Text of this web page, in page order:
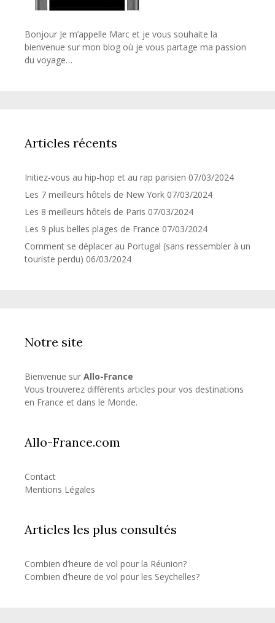
Bonjour Je m’appelle Marc et je vous souhaite la
bienvenue sur mon blog où je vous partage ma passion
du voyage…
Articles récents
Initiez-vous au hip-hop et au rap parisien 07/03/2024
Les 7 meilleurs hôtels de New York 07/03/2024
Les 8 meilleurs hôtels de Paris 07/03/2024
Les 9 plus belles plages de France 07/03/2024
Comment se déplacer au Portugal (sans ressembler à un
touriste perdu) 06/03/2024
Notre site
Bienvenue sur Allo-France
Vous trouverez différents articles pour vos destinations
en France et dans le Monde.
Allo-France.com
Contact
Mentions Légales
Articles les plus consultés
Combien d’heure de vol pour la Réunion?
Combien d’heure de vol pour les Seychelles?